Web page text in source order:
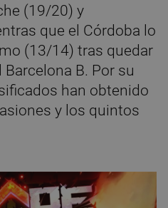
(19/20) y
que el Córdoba lo
(13/14) tras quedar
B. Por su
han obtenido
y los quintos